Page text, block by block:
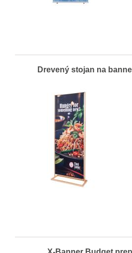
Drevený stojan na